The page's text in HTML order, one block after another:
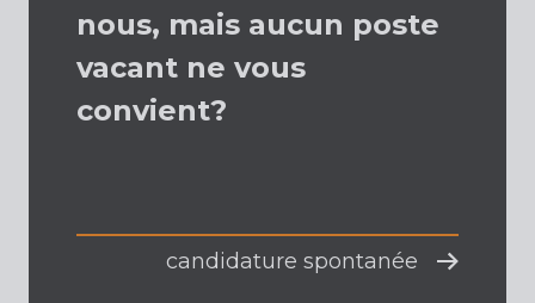
nous, mais aucun poste
vacant ne vous
convient?
candidature spontanée